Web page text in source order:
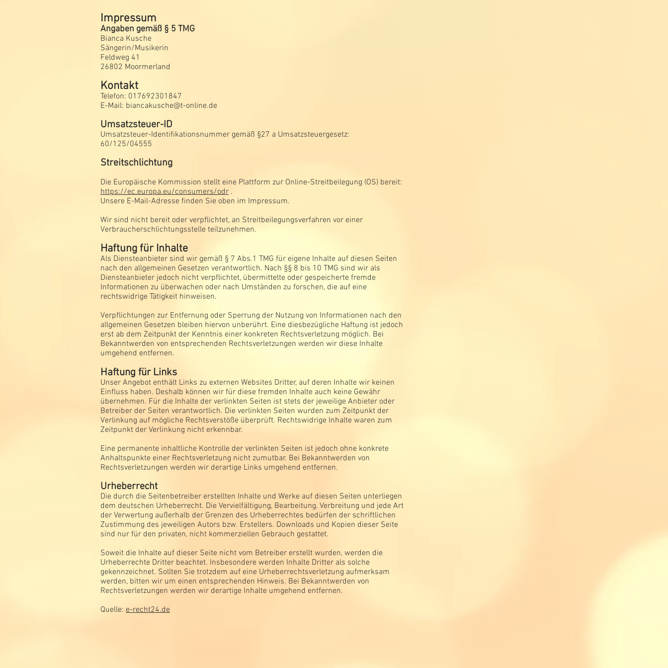
Impressum
Angaben gemäß § 5 TMG
Bianca Kusche
Sängerin/Musikerin
Feldweg 41
26802 Moormerland
Kontakt
Telefon: 017692301847
E-Mail: biancakusche@t-online.de
Umsatzsteuer-ID
Umsatzsteuer-Identifikationsnummer gemäß §27 a Umsatzsteuergesetz:
60/125/04555
Streitschlichtung
Die Europäische Kommission stellt eine Plattform zur Online-Streitbeilegung (OS) bereit:
https://ec.europa.eu/consumers/odr .
Unsere E-Mail-Adresse finden Sie oben im Impressum.
Wir sind nicht bereit oder verpflichtet, an Streitbeilegungsverfahren vor einer
Verbraucherschlichtungsstelle teilzunehmen.
Haftung für Inhalte
Als Diensteanbieter sind wir gemäß § 7 Abs.1 TMG für eigene Inhalte auf diesen Seiten
nach den allgemeinen Gesetzen verantwortlich. Nach §§ 8 bis 10 TMG sind wir als
Diensteanbieter jedoch nicht verpflichtet, übermittelte oder gespeicherte fremde
Informationen zu überwachen oder nach Umständen zu forschen, die auf eine
rechtswidrige Tätigkeit hinweisen.
Verpflichtungen zur Entfernung oder Sperrung der Nutzung von Informationen nach den
allgemeinen Gesetzen bleiben hiervon unberührt. Eine diesbezügliche Haftung ist jedoch
erst ab dem Zeitpunkt der Kenntnis einer konkreten Rechtsverletzung möglich. Bei
Bekanntwerden von entsprechenden Rechtsverletzungen werden wir diese Inhalte
umgehend entfernen.
Haftung für Links
Unser Angebot enthält Links zu externen Websites Dritter, auf deren Inhalte wir keinen
Einfluss haben. Deshalb können wir für diese fremden Inhalte auch keine Gewähr
übernehmen. Für die Inhalte der verlinkten Seiten ist stets der jeweilige Anbieter oder
Betreiber der Seiten verantwortlich. Die verlinkten Seiten wurden zum Zeitpunkt der
Verlinkung auf mögliche Rechtsverstöße überprüft. Rechtswidrige Inhalte waren zum
Zeitpunkt der Verlinkung nicht erkennbar.
Eine permanente inhaltliche Kontrolle der verlinkten Seiten ist jedoch ohne konkrete
Anhaltspunkte einer Rechtsverletzung nicht zumutbar. Bei Bekanntwerden von
Rechtsverletzungen werden wir derartige Links umgehend entfernen.
Urheberrecht
Die durch die Seitenbetreiber erstellten Inhalte und Werke auf diesen Seiten unterliegen
dem deutschen Urheberrecht. Die Vervielfältigung, Bearbeitung, Verbreitung und jede Art
der Verwertung außerhalb der Grenzen des Urheberrechtes bedürfen der schriftlichen
Zustimmung des jeweiligen Autors bzw. Erstellers. Downloads und Kopien dieser Seite
sind nur für den privaten, nicht kommerziellen Gebrauch gestattet.
Soweit die Inhalte auf dieser Seite nicht vom Betreiber erstellt wurden, werden die
Urheberrechte Dritter beachtet. Insbesondere werden Inhalte Dritter als solche
gekennzeichnet. Sollten Sie trotzdem auf eine Urheberrechtsverletzung aufmerksam
werden, bitten wir um einen entsprechenden Hinweis. Bei Bekanntwerden von
Rechtsverletzungen werden wir derartige Inhalte umgehend entfernen.
Quelle: e-recht24.de